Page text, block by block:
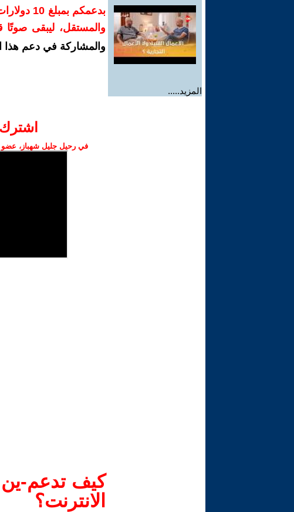
المزيد.....
بدعمكم
والمستقل، ليبقى صوتًا
والمشاركة في دعم هذا
في رحيل جليل شهباز، عضو
كيف تدعم-ين
الانترنت؟